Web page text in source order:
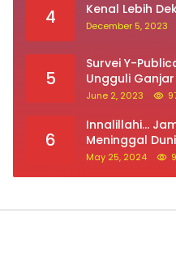
4 Kenal Lebih
December 5, 2023
5
Survei Y-
Ungguli
Kepuasan
June 2, 2023
6
Innalillahi…
Meninggal
May 25, 2024